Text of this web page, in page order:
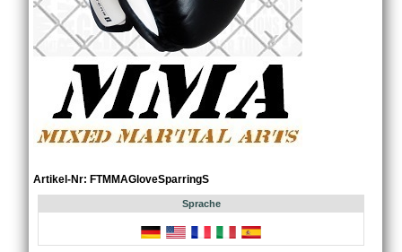
Artikel-Nr: FTMMAGloveSparringS
Sprache